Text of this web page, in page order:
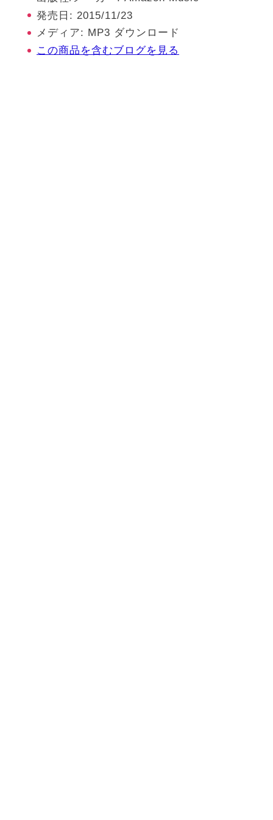
発売日: 2015/11/23
メディア: MP3 ダウンロード
この商品を含むブログを見る